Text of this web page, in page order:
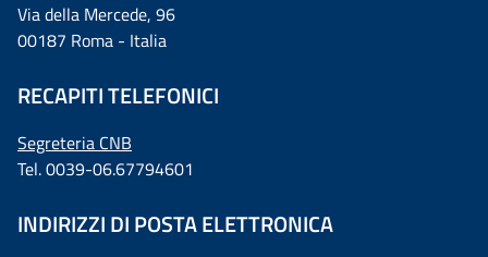
Via della Mercede, 96
00187 Roma - Italia
RECAPITI TELEFONICI
Segreteria CNB
Tel. 0039-06.67794601
INDIRIZZI DI POSTA ELETTRONICA